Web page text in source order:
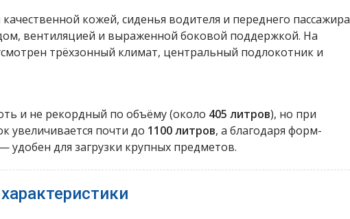
кожей, сиденья водителя и переднего пассажира
вентиляцией и выраженной боковой поддержкой. На
трёхзонный климат, центральный подлокотник и
и не рекордный по объёму (около 405 литров), но при
увеличивается почти до 1100 литров, а благодаря форм-
удобен для загрузки крупных предметов.